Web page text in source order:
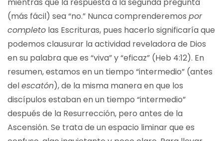
(más fácil) sea “no.” Nunca comprenderemos por
completo las Escrituras, pues hacerlo significaría que
podemos clausurar la actividad reveladora de Dios
en su palabra que es “viva” y “eficaz” (Heb 4:12). En
resumen, estamos en un tiempo “intermedio” (antes
delescatón), de la misma manera en que los
discípulos estaban en un tiempo “intermedio”
después de la Resurrección, pero antes de la
Ascensión. Se trata de un espacio liminar que es